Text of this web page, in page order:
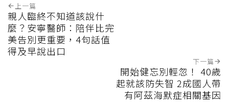
上一篇
親人臨終不知道該說什
麼？安寧醫師：陪伴比完
美告別更重要，4句話值
得及早說出口
下一篇
開始健忘別輕忽！ 40歲
起就該防失智 2成國人帶
有阿茲海默症相關基因